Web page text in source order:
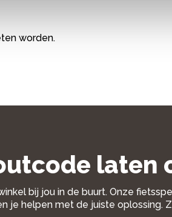
worden.
laten
bij jou in de buurt. Onze
je helpen met de juiste oplossing.